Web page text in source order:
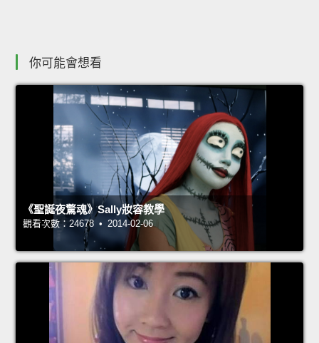
你可能會想看
《聖誕夜驚魂》Sally妝容教學
觀看次數：24678 • 2014-02-06